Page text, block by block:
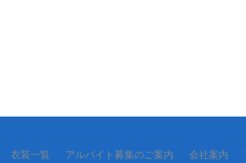
衣装一覧 アルバイト募集のご案内 会社案内